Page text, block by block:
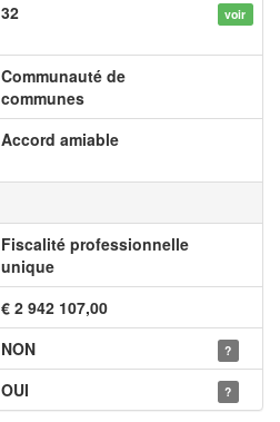
32 voir
Communauté de
communes
Accord amiable
Fiscalité professionnelle
unique
€ 2 942 107,00
NON ?
OUI ?